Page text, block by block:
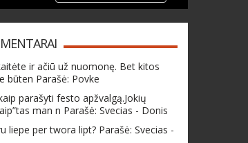
ir ačiū už nuomonę. Bet kitos
būten Parašė: Povke
parašyti festo apžvalgą.Jokių
man n Parašė: Svecias - Donis
liepe per twora lipt? Parašė: Svecias -